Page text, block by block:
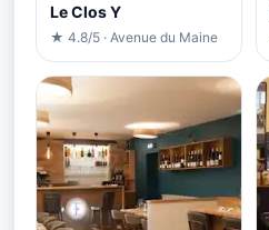
Le Clos Y
★ 4.8/5 · Avenue du Maine